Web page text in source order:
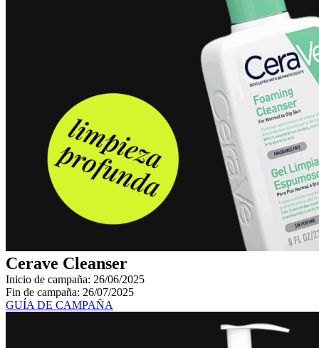
Cerave Cleanser
Inicio de campaña: 26/06/2025
Fin de campaña: 26/07/2025
GUÍA DE CAMPAÑA